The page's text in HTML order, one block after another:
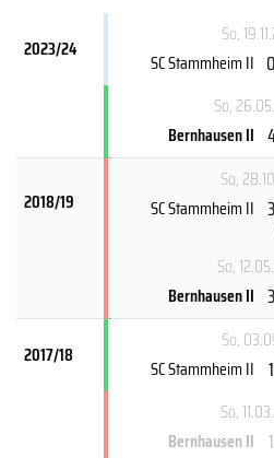
2023/24
So,
SC Stammheim II
So,
Bernhausen II
2018/19
So,
SC Stammheim II
So,
Bernhausen II
2017/18
So,
SC Stammheim II
So,
Bernhausen II